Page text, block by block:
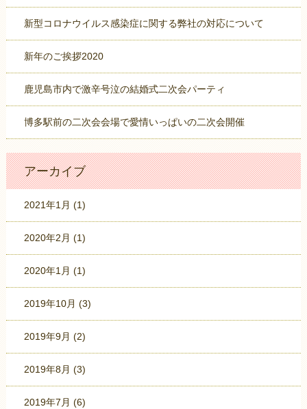
新型コロナウイルス感染症に関する弊社の対応について
新年のご挨拶2020
鹿児島市内で激辛号泣の結婚式二次会パーティ
博多駅前の二次会会場で愛情いっぱいの二次会開催
アーカイブ
2021年1月 (1)
2020年2月 (1)
2020年1月 (1)
2019年10月 (3)
2019年9月 (2)
2019年8月 (3)
2019年7月 (6)